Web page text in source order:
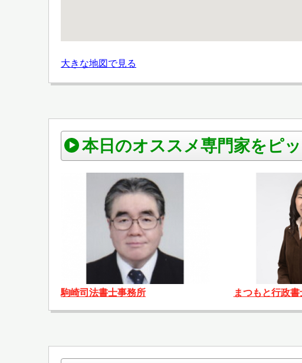
大きな地図で見る
本日のオススメ専門家をピ
駒崎司法書士事務所 まつもと行政